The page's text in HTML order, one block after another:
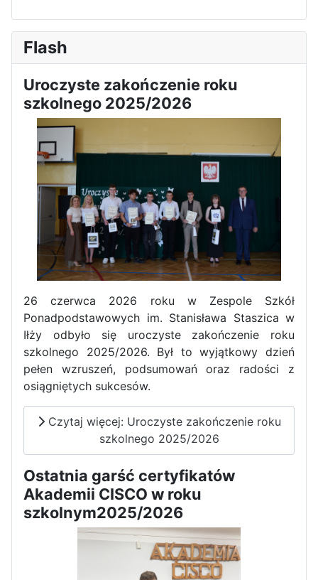
Flash
Uroczyste zakończenie roku
szkolnego 2025/2026
26 czerwca 2026 roku w Zespole Szkół
Ponadpodstawowych im. Stanisława Staszica w
Iłży odbyło się uroczyste zakończenie roku
szkolnego 2025/2026. Był to wyjątkowy dzień
pełen wzruszeń, podsumowań oraz radości z
osiągniętych sukcesów.
Czytaj więcej: Uroczyste zakończenie roku
szkolnego 2025/2026
Ostatnia garść certyfikatów
Akademii CISCO w roku
szkolnym2025/2026